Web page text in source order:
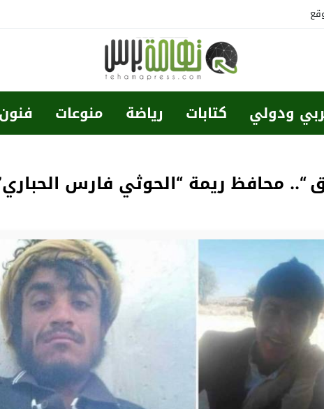
ودولي كتابات رياضة منوعات